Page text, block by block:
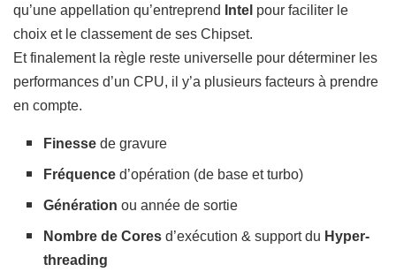
qu’une appellation qu’entreprend
Intel pour faciliter le
choix et le classement de ses Chipset.
Et finalement la règle reste universelle pour déterminer les
performances d’un CPU, il y’a plusieurs facteurs à prendre
en compte.
Finesse de gravure
Fréquence d’opération (de base et turbo)
Génération ou année de sortie
Nombre de Cores d’exécution & support du Hyper-
threading